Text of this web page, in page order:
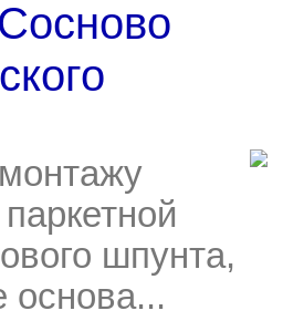
шпунта,
основа...